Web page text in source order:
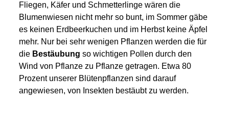
Fliegen, Käfer und Schmetterlinge wären die
Blumenwiesen nicht mehr so bunt, im Som­mer gäbe
es keinen Erdbeerkuchen und im Herbst keine Äpfel
mehr. Nur bei sehr wenigen Pflanzen werden die für
die Bestäubung so wichtigen Pollen durch den
Wind von Pflanze zu Pflanze getragen. Etwa 80
Prozent unserer Blütenpflanzen sind darauf
angewiesen, von Insekten bestäubt zu werden.